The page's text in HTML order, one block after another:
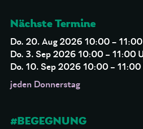
Nächste Termine
Do. 20. Aug 2026 10:00 –
Do. 3. Sep 2026 10:00 – 11:00
Do. 10. Sep 2026 10:00 – 11:00
jeden Donnerstag
#BEGEGNUNG